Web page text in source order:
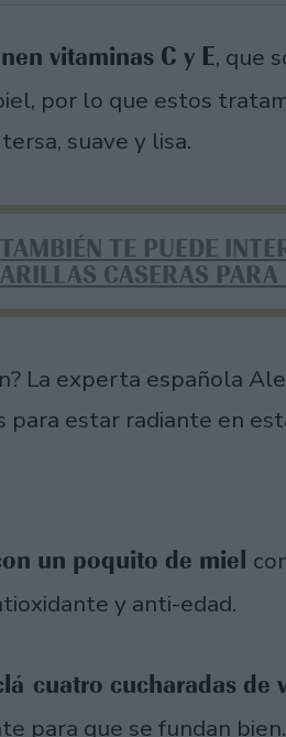
vitaminas C y E, que
por lo que estos
suave y lisa.
TAMBIÉN TE PUEDE
CASERAS
La experta española
para estar radiante en
un poquito de miel
y anti-edad.
cuatro cucharadas
para que se fundan